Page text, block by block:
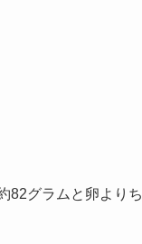
82グラムと卵よりち